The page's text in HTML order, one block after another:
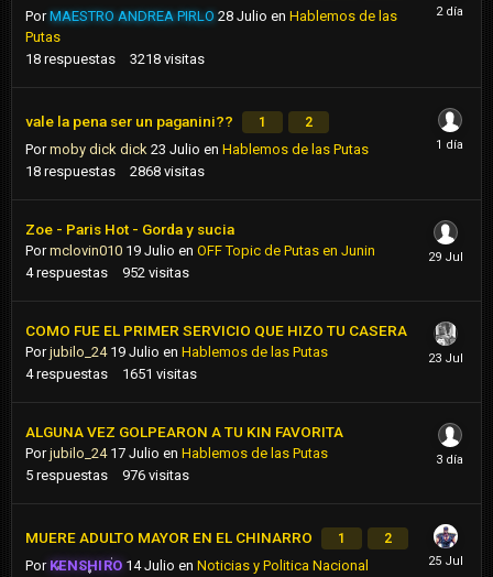
PorMAESTRO ANDREA PIRLO 28 Julio en Hablemos de las
Putas
18 respuestas 3218 visitas
vale la pena ser un paganini?? 1 2
Pormoby dick dick 23 Julio en Hablemos de las Putas
18 respuestas 2868 visitas
Zoe - Paris Hot - Gorda y sucia
Pormclovin010 19 Julio en OFF Topic de Putas en Junin
4 respuestas 952 visitas
COMO FUE EL PRIMER SERVICIO QUE HIZO TU CASERA
Porjubilo_24 19 Julio en Hablemos de las Putas
4 respuestas 1651 visitas
ALGUNA VEZ GOLPEARON A TU KIN FAVORITA
Porjubilo_24 17 Julio en Hablemos de las Putas
5 respuestas 976 visitas
MUERE ADULTO MAYOR EN EL CHINARRO 1 2
Por KENSHIRO 14 Julio enNoticias y Politica Nacional